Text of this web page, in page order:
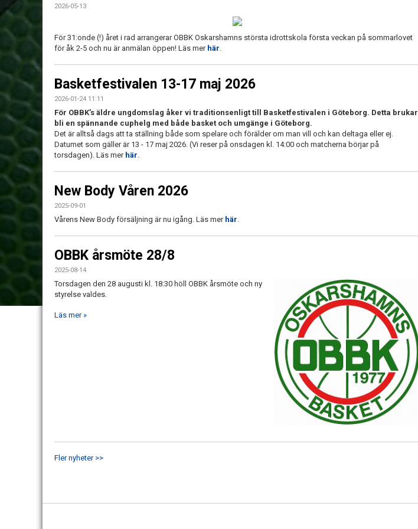
2026-05-13
För 31:onde (!) året i rad arrangerar OBBK Oskarshamns största idrottskola första veckan på sommarlovet
för åk 2-5 och nu är anmälan öppen! Läs mer här.
Basketfestivalen 13-17 maj 2026
2026-01-24 11:11
För OBBK’s äldre ungdomslag åker vi traditionsenligt till Basketfestivalen i Göteborg. Detta brukar
bli en spännande cuphelg med både basket och umgänge i Göteborg.
Det är alltså dags att ta ställning både som spelare och förälder om man vill och kan deltaga eller ej.
Datumet som gäller är 13 - 17 maj 2026. (Vi reser på onsdagen kl. 14:00 och matcherna börjar på
torsdagen). Läs mer här.
New Body Våren 2026
2025-09-01
Vårens New Body försäljning är nu igång. Läs mer här.
OBBK årsmöte 28/8
2025-08-14
Torsdagen den 28 augusti kl. 18:30 höll OBBK årsmöte och ny
styrelse valdes.
Läs mer »
Fler nyheter >>